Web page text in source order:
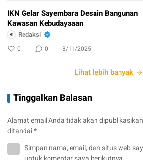
IKN Gelar Sayembara Desain Bangunan
Kawasan Kebudayaaan
Redaksi
0 0 3/11/2025
Lihat lebih banyak
Tinggalkan Balasan
Alamat email Anda tidak akan
ditandai*
Simpan nama, email, dan situs web